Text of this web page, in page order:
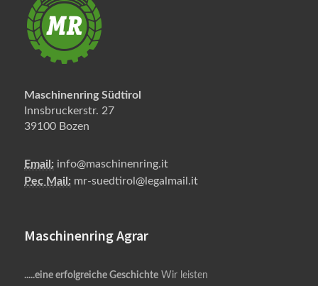
Maschinenring Südtirol
Innsbruckerstr. 27
39100 Bozen
Email: info@maschinenring.it
Pec Mail: mr-suedtirol@legalmail.it
Maschinenring Agrar
.....eine erfolgreiche Geschichte Wir leisten